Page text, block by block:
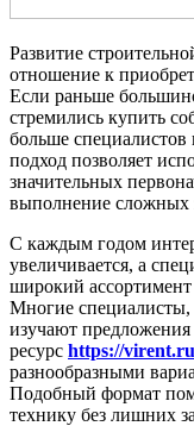
Развитие
отношение к
Если раньше
стремились купить
больше
подход позволяет
значительных
выполнение сложных
С каждым годом
увеличивается, а
широкий
Многие специалисты,
изучают
ресурс https://
разнообразными
Подобный формат
технику без лишних